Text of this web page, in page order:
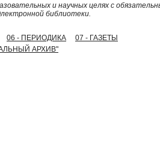
и научных целях с
библиотеки.
06 - ПЕРИОДИКА
07 - ГАЗЕТЫ
АРХИВ"